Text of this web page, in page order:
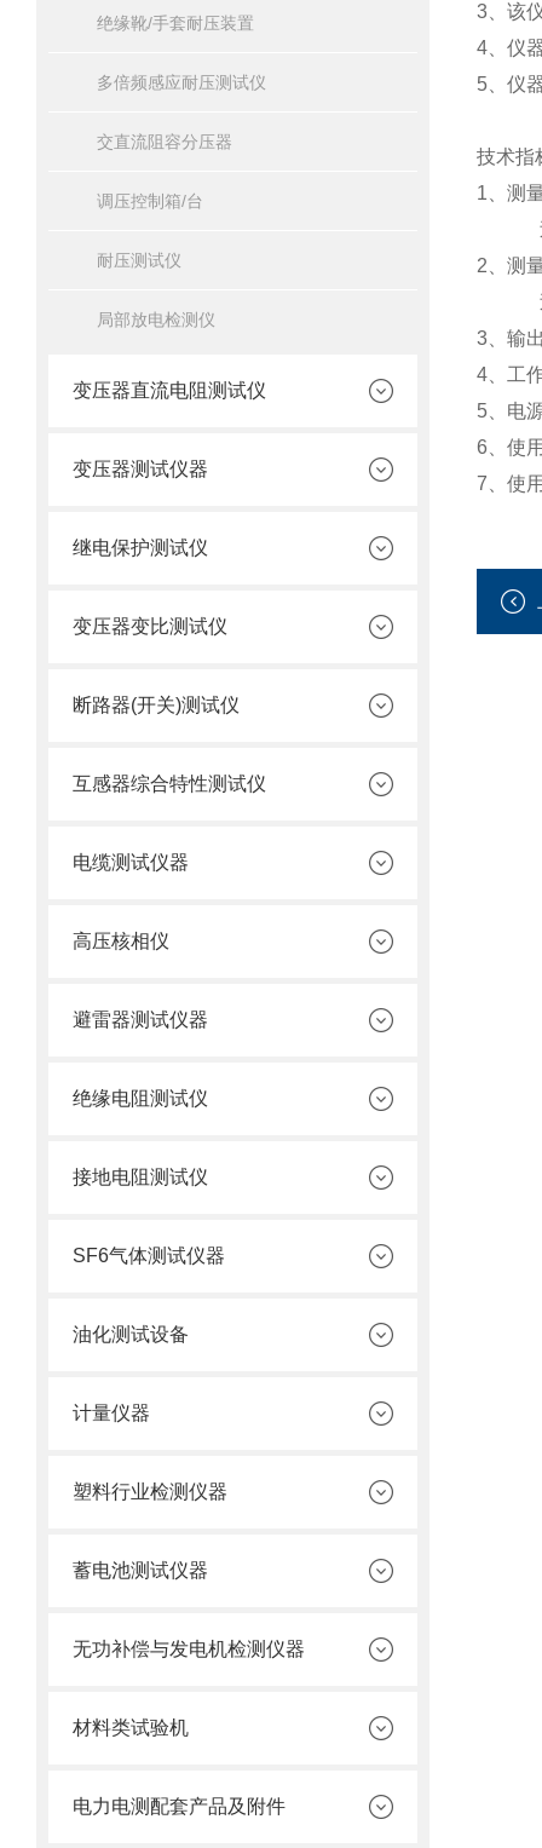
绝缘靴/手套耐压装置
多倍频感应耐压测试仪
交直流阻容分压器
调压控制箱/台
耐压测试仪
局部放电检测仪
变压器直流电阻测试仪
变压器测试仪器
继电保护测试仪
变压器变比测试仪
断路器(开关)测试仪
互感器综合特性测试仪
电缆测试仪器
高压核相仪
避雷器测试仪器
绝缘电阻测试仪
接地电阻测试仪
SF6气体测试仪器
油化测试设备
计量仪器
塑料行业检测仪器
蓄电池测试仪器
无功补偿与发电机检测仪器
材料类试验机
电力电测配套产品及附件
3、该
4、仪
5、仪
技术指
1、测
2、测
3、输
4、工
5、电
6、使
7、使